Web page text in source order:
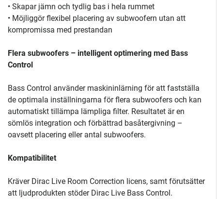
• Skapar jämn och tydlig bas i hela rummet
• Möjliggör flexibel placering av subwoofern utan att
kompromissa med prestandan
Flera subwoofers – intelligent optimering med Bass
Control
Bass Control använder maskininlärning för att fastställa
de optimala inställningarna för flera subwoofers och kan
automatiskt tillämpa lämpliga filter. Resultatet är en
sömlös integration och förbättrad basåtergivning –
oavsett placering eller antal subwoofers.
Kompatibilitet
Kräver Dirac Live Room Correction licens, samt förutsätter
att ljudprodukten stöder Dirac Live Bass Control.